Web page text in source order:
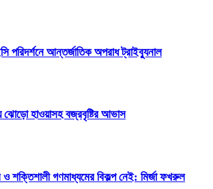
আন্তর্জাতিক অপরাধ ট্রাইব্যুনাল
হাওয়াসহ বজ্রবৃষ্টির আভাস
শক্তিশালী গণমাধ্যমের বিকল্প নেই: মির্জা ফখরুল